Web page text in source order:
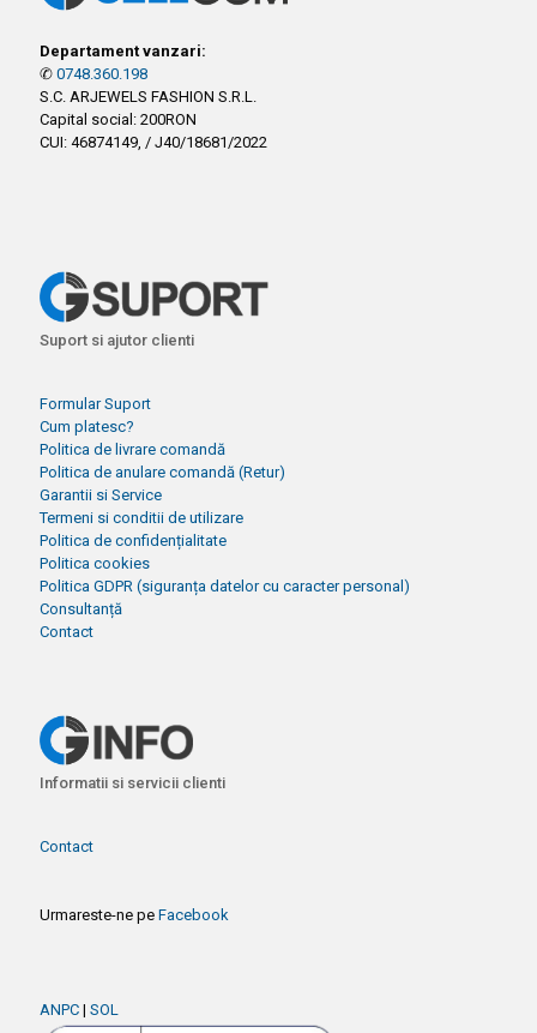
Departament vanzari:
✆ 0748.360.198
S.C. ARJEWELS FASHION S.R.L.
Capital social: 200RON
CUI: 46874149, / J40/18681/2022
Suport si ajutor clienti
Formular Suport
Cum platesc?
Politica de livrare comandă
Politica de anulare comandă (Retur)
Garantii si Service
Termeni si conditii de utilizare
Politica de confidențialitate
Politica cookies
Politica GDPR (siguranța datelor cu caracter personal)
Consultanță
Contact
Informatii si servicii clienti
Contact
Urmareste-ne pe Facebook
ANPC | SOL